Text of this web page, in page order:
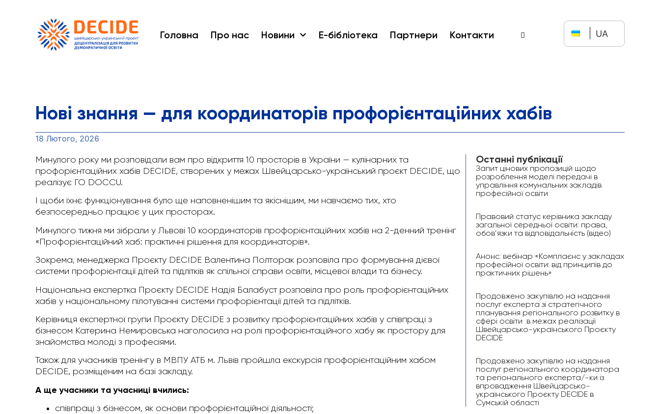
Головна Про нас Новини Е-бібліотека Партнери Контакти UA
Нові знання — для координаторів профорієнтаційних хабів
18 Лютого, 2026
Минулого року ми розповідали вам про відкриття 10 просторів в України — кулінарних та
профорієнтаційних хабів DECIDE, створених у межах Швейцарсько-український проєкт DECIDE, що
реалізує ГО DOCCU.
І щоби їхнє функціонування було ще наповненішим та якіснішим, ми навчаємо тих, хто
безпосередньо працює у цих просторах.
Минулого тижня ми зібрали у Львові 10 координаторів профорієнтаційних хабів на 2-денний тренінг
«Профорієнтаційний хаб: практичні рішення для координаторів».
Зокрема, менеджерка Проєкту DECIDE Валентина Полторак розповіла про формування дієвої
системи профорієнтації дітей та підлітків як спільної справи освіти, місцевої влади та бізнесу.
Національна експертка Проєкту DECIDE Надія Балабуст розповіла про роль профорієнтаційних
хабів у національному пілотуванні системи профорієнтації дітей та підлітків.
Керівниця експертної групи Проєкту DECIDE з розвитку профорієнтаційних хабів у співпраці з
бізнесом Катерина Немировська наголосила на ролі профорієнтаційного хабу як простору для
знайомства молоді з професіями.
Також для учасників тренінгу в МВПУ АТБ м. Львів пройшла екскурсія профорієнтаційним хабом
DECIDE, розміщеним на базі закладу.
А ще учасники та учасниці вчились:
співпраці з бізнесом, як основи профорієнтаційної діяльності;
Останні публікації
Запит цінових пропозицій щодо
розроблення моделі передачі в
управління комунальних закладів
професійної освіти
Правовий статус керівника закладу
загальної середньої освіти: права,
обов’язки та відповідальність (відео)
Анонс: вебінар «Комплаєнс у закладах
професійної освіти: від принципів до
практичних рішень»
Продовжено закупівлю на надання
послуг експерта зі стратегічного
планування регіонального розвитку в
сфері освіти в межах реалізації
Швейцарсько-українського Проєкту
DECIDE
Продовжено закупівлю на надання
послуг регіонального координатора
та регіонального експерта/-ки із
впровадження Швейцарсько-
українського Проєкту DECIDE в
Сумській області